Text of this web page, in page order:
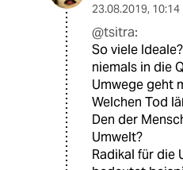
23.08.2019, 10:14
@tsitra:
So viele
niemals in die
Umwege geht
Welchen Tod
Den der
Umwelt?
Radikal für die